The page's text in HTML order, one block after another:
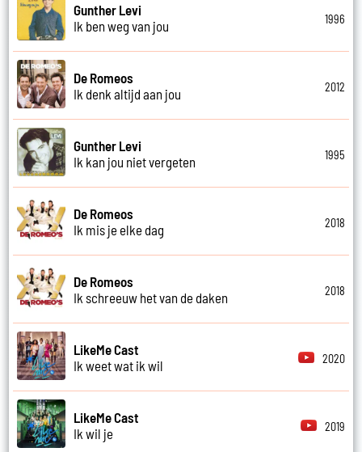
Gunther Levi
Ik ben weg van jou
1996
De Romeos
Ik denk altijd aan jou
2012
Gunther Levi
Ik kan jou niet vergeten
1995
De Romeos
Ik mis je elke dag
2018
De Romeos
Ik schreeuw het van de daken
2018
LikeMe Cast
Ik weet wat ik wil
2020
LikeMe Cast
Ik wil je
2019